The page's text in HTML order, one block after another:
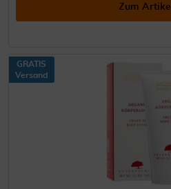
Zum Artikel
GRATIS
Versand